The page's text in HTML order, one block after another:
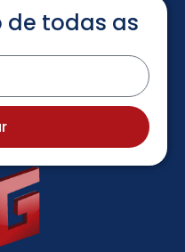
de todas as